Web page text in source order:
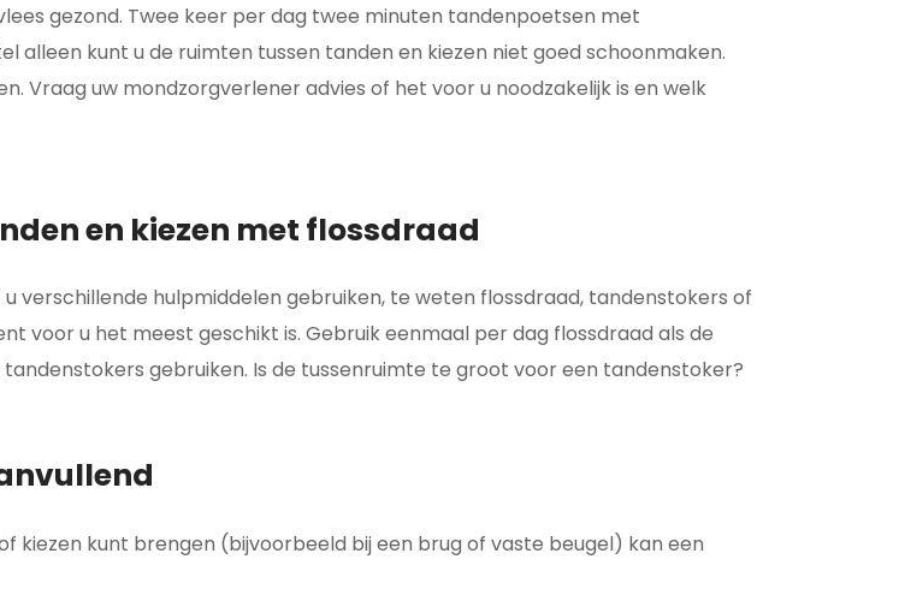
gezond. Twee keer per dag twee minuten tandenpoetsen met
kunt u de ruimten tussen tanden en kiezen niet goed schoonmaken.
Vraag uw mondzorgverlener advies of het voor u noodzakelijk is en welk
en kiezen met flossdraad
verschillende hulpmiddelen gebruiken, te weten flossdraad, tandenstokers of
voor u het meest geschikt is. Gebruik eenmaal per dag flossdraad als de
gebruiken. Is de tussenruimte te groot voor een tandenstoker?
kunt brengen (bijvoorbeeld bij een brug of vaste beugel) kan een